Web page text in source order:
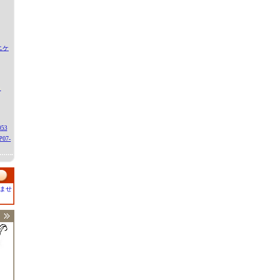
ケ
せ